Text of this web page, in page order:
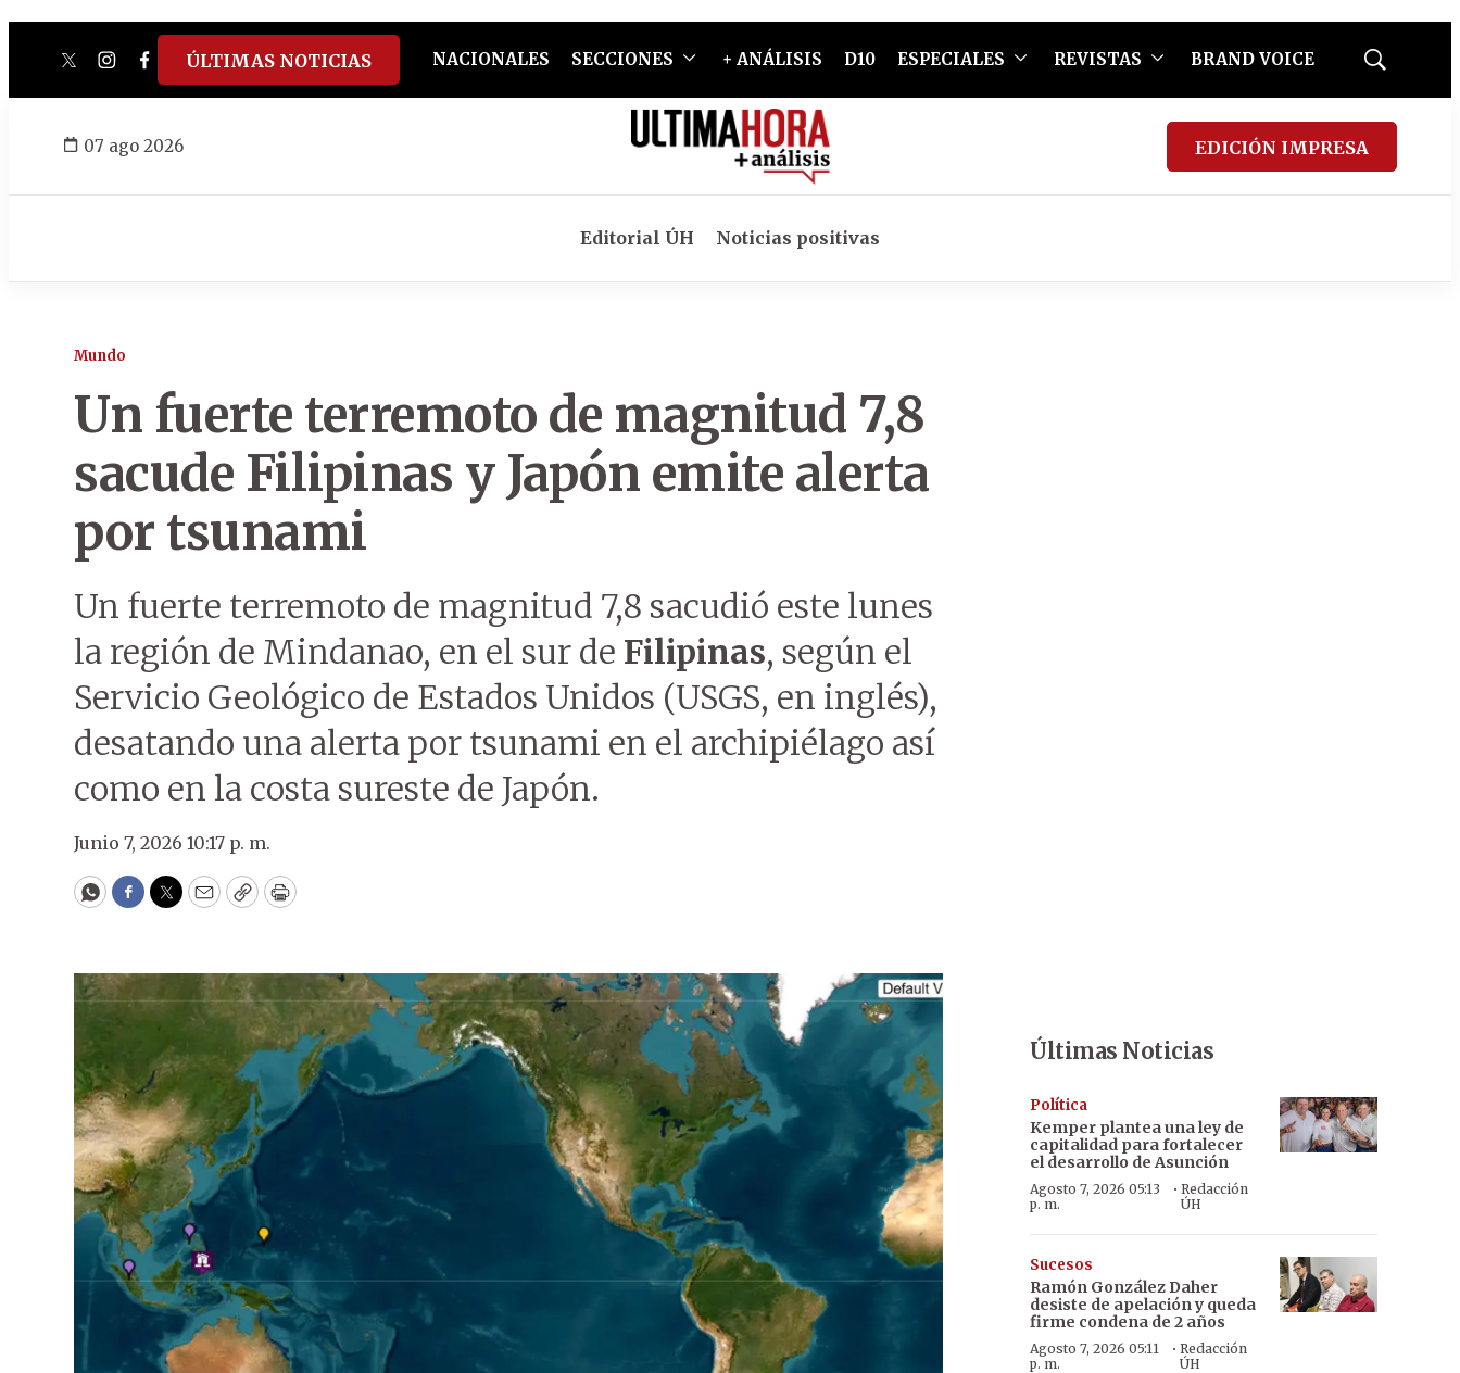
twitterinstagram
facebook
tiktokyoutube
spotify
ÚLTIMAS NOTICIAS NACIONALES SECCIONES + ANÁLISIS D10 ESPECIALES REVISTAS BRAND VOICE
Mostrar
07 ago 2026 EDICIÓN IMPRESA
Editorial ÚH Noticias positivas
Mundo
Un fuerte terremoto de magnitud 7,8
sacude Filipinas y Japón emite alerta
por tsunami
Un fuerte terremoto de magnitud 7,8 sacudió este lunes
la región de Mindanao, en el sur de Filipinas, según el
Servicio Geológico de Estados Unidos (USGS, en inglés),
desatando una alerta por tsunami en el archipiélago así
como en la costa sureste de Japón.
Junio 7, 2026 10:17 p. m.
WhatsApp
Facebook
Twitter
EmailCopyPrint
Últimas Noticias
Política
Kemper plantea una ley de
capitalidad para fortalecer
el desarrollo de Asunción
Agosto 7, 2026 05:13
p. m.
· Redacción
ÚH
Sucesos
Ramón González Daher
desiste de apelación y queda
firme condena de 2 años
Agosto 7, 2026 05:11
p. m.
·Redacción
ÚH